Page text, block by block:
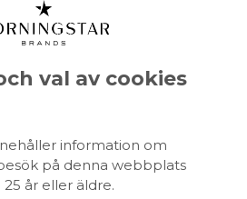
av Sveriges största
både vin, champagne och
val av cookies
information om
på denna webbplats
år eller äldre.